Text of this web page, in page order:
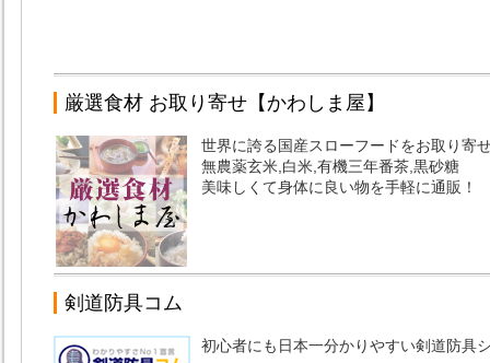
厳選食材 お取り寄せ【かわしま屋】
世界に誇る国産スローフードをお取り寄
無農薬玄米,白米,有機三年番茶,黒砂糖
美味しくて身体に良い物を手軽に通販！
剣道防具コム
初心者にも日本一分かりやすい剣道防具